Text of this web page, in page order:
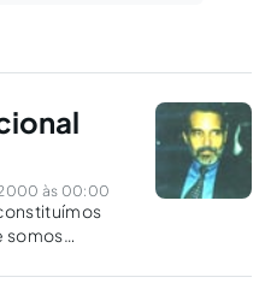
às 00:00
somos
pelos